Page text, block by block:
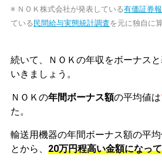
※ ＮＯＫ株式会社が発表している有価証券
ている 民間給与実態統計調査を元に独自に
続いて、ＮＯＫの年収をボーナス
いきましょう。
ＮＯＫの年間ボーナス額の平均値は
た。
輸送用機器の年間ボーナス額の平
とから、 20万円程高い金額になっ